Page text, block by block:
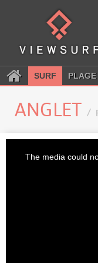
SURF PLAGE
ANGLET
The media could